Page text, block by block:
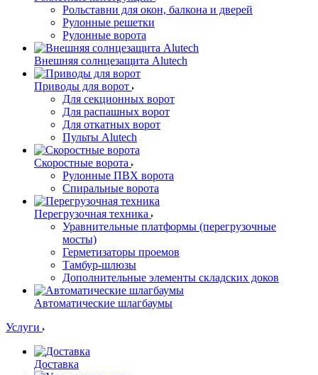
Рольставни для окон, балкона и дверей
Рулонные решетки
Рулонные ворота
Внешняя солнцезащита Alutech
Приводы для ворот
Для секционных ворот
Для распашных ворот
Для откатных ворот
Пульты Alutech
Скоростные ворота
Рулонные ПВХ ворота
Спиральные ворота
Перегрузочная техника
Уравнительные платформы (перегрузочные
мосты)
Герметизаторы проемов
Тамбур-шлюзы
Дополнительные элементы складских доков
Автоматические шлагбаумы
Услуги
Доставка